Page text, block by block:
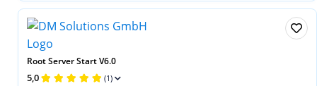
Root Server Start V6.0
5,0 (1)